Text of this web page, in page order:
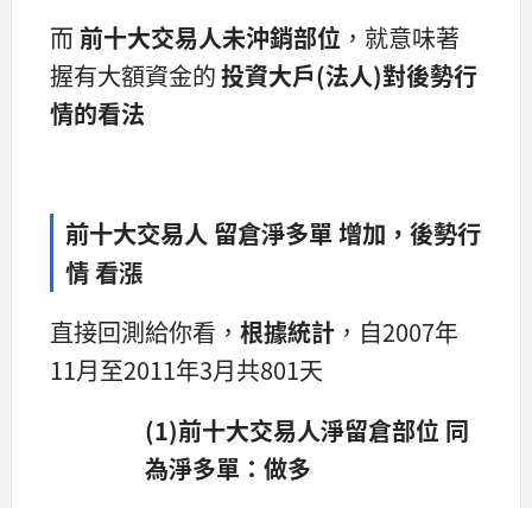
而 前十大交易人未沖銷部位 ，就意味著
握有大額資金的投資大戶(法人)對後勢行
情的看法
前十大交易人 留倉淨多單 增加，後勢行
情 看漲
直接回測給你看， 根據統計 ，自2007年
11月至2011年3月共801天
(1)前十大交易人淨留倉部位 同
為淨多單：做多